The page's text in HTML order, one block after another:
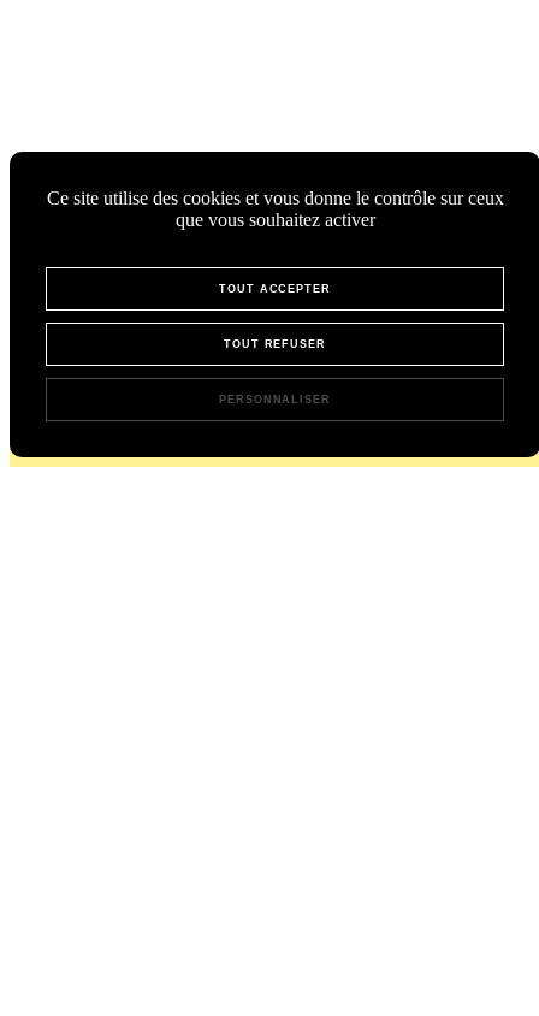
Ce site utilise des cookies et vous donne le contrôle sur ceux
que vous souhaitez activer
TOUT ACCEPTER
TOUT REFUSER
PERSONNALISER